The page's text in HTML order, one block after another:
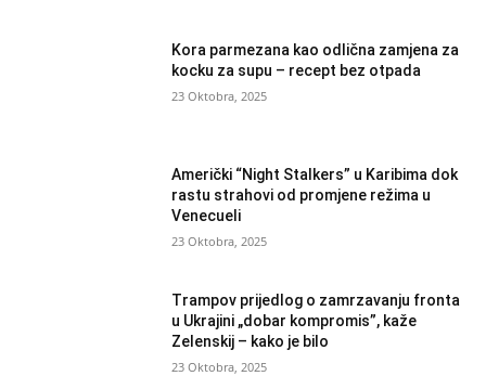
Kora parmezana kao odlična zamjena za
kocku za supu – recept bez otpada
23 Oktobra, 2025
Američki “Night Stalkers” u Karibima dok
rastu strahovi od promjene režima u
Venecueli
23 Oktobra, 2025
Trampov prijedlog o zamrzavanju fronta
u Ukrajini „dobar kompromis”, kaže
Zelenskij – kako je bilo
23 Oktobra, 2025